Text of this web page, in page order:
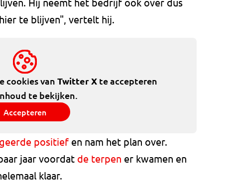
te blijven", vertelt hij.
cookies van Twitter Xte accepteren
te bekijken.
Accepteren
positief en nam het plan over.
jaar voordat de terpen er kwamen en
klaar.